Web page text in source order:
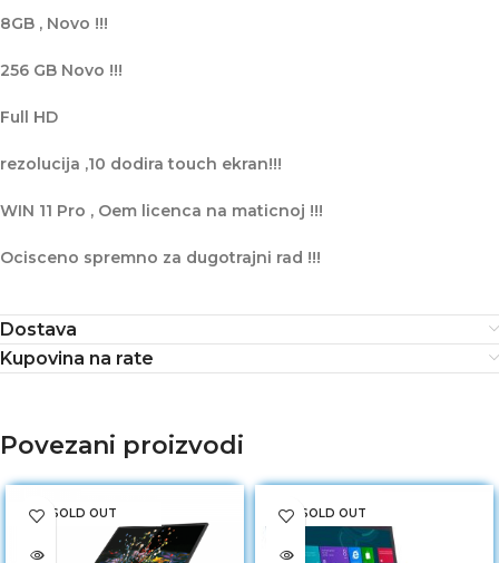
8GB , Novo !!!
256 GB Novo !!!
Full HD
rezolucija ,10 dodira touch ekran!!!
WIN 11 Pro , Oem licenca na maticnoj !!!
Ocisceno spremno za dugotrajni rad !!!
Dostava
Kupovina na rate
Povezani proizvodi
SOLD OUT SOLD OUT